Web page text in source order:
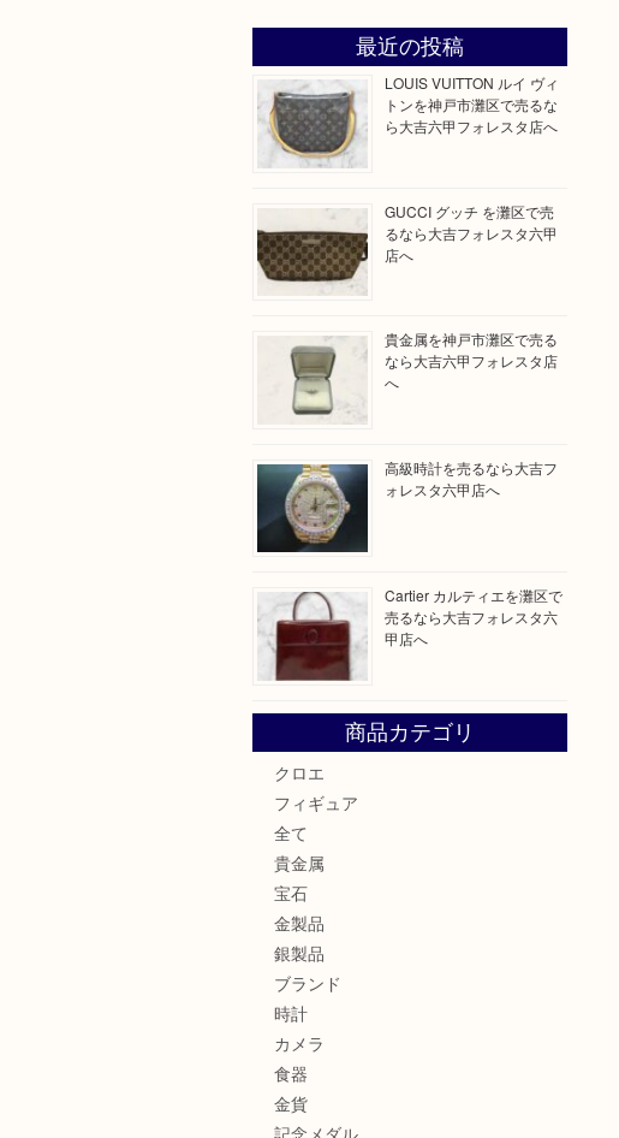
最近の投稿
LOUIS VUITTON ルイ ヴィ
トンを神戸市灘区で売るな
ら大吉六甲フォレスタ店へ
GUCCI グッチ を灘区で売
るなら大吉フォレスタ六甲
店へ
貴金属を神戸市灘区で売る
なら大吉六甲フォレスタ店
へ
高級時計を売るなら大吉フ
ォレスタ六甲店へ
Cartier カルティエを灘区で
売るなら大吉フォレスタ六
甲店へ
商品カテゴリ
クロエ
フィギュア
全て
貴金属
宝石
金製品
銀製品
ブランド
時計
カメラ
食器
金貨
記念メダル